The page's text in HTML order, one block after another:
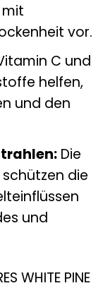
vor.
C und
helfen,
und den
Die
die
und
WHITE PINE